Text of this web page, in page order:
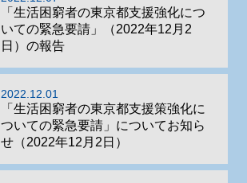
「生活困窮者の東京都支援強化につ
いての緊急要請」（2022年12月2
日）の報告
2022.12.01
「生活困窮者の東京都支援策強化に
ついての緊急要請」についてお知ら
せ（2022年12月2日）